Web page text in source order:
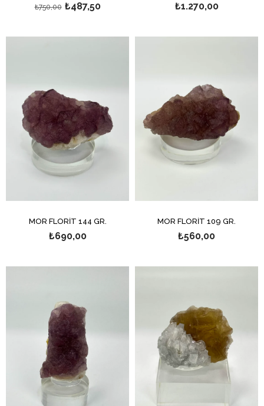
₺487,50
₺750,00 ₺1.270,00
MOR FLORİT 144 GR.
₺690,00
MOR FLORİT 109 GR.
₺560,00